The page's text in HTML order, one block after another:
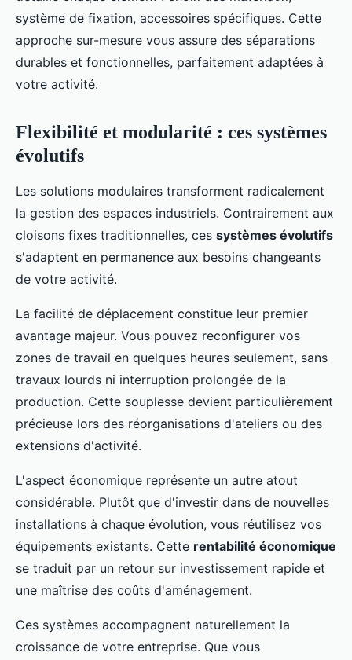
système de fixation, accessoires spécifiques. Cette
approche sur-mesure vous assure des séparations
durables et fonctionnelles, parfaitement adaptées à
votre activité.
Flexibilité et modularité : ces systèmes
évolutifs
Les solutions modulaires transforment radicalement
la gestion des espaces industriels. Contrairement aux
cloisons fixes traditionnelles, ces systèmes évolutifs
s'adaptent en permanence aux besoins changeants
de votre activité.
La facilité de déplacement constitue leur premier
avantage majeur. Vous pouvez reconfigurer vos
zones de travail en quelques heures seulement, sans
travaux lourds ni interruption prolongée de la
production. Cette souplesse devient particulièrement
précieuse lors des réorganisations d'ateliers ou des
extensions d'activité.
L'aspect économique représente un autre atout
considérable. Plutôt que d'investir dans de nouvelles
installations à chaque évolution, vous réutilisez vos
équipements existants. Cette rentabilité économique
se traduit par un retour sur investissement rapide et
une maîtrise des coûts d'aménagement.
Ces systèmes accompagnent naturellement la
croissance de votre entreprise. Que vous